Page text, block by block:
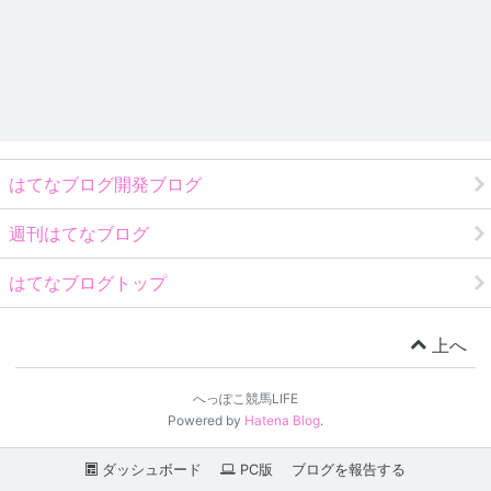
はてなブログ開発ブログ
週刊はてなブログ
はてなブログトップ
上へ
へっぽこ競馬LIFE
Powered by Hatena Blog.
ダッシュボード PC版 ブログを報告する